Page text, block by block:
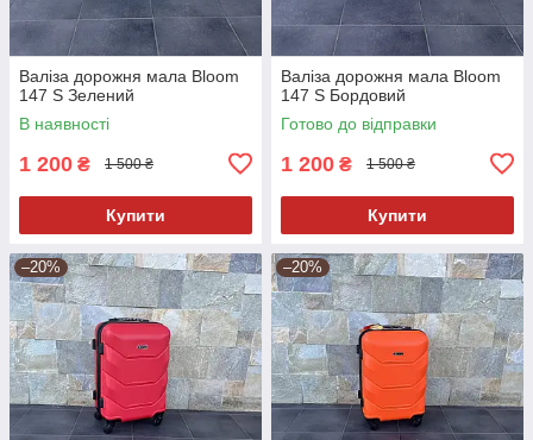
Валіза дорожня мала Bloom
147 S Зелений
В наявності
1 200 ₴ 1 500 ₴
Купити
Валіза дорожня мала Bloom
147 S Бордовий
Готово до відправки
1 200 ₴ 1 500 ₴
Купити
–20% –20%